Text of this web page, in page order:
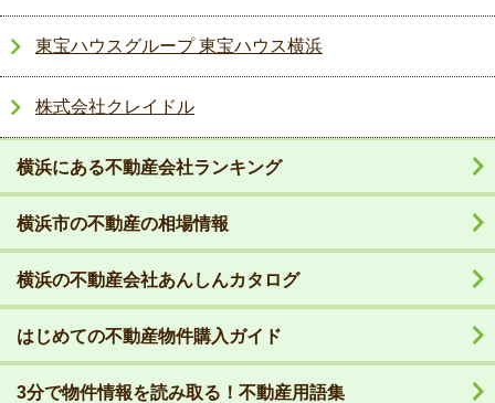
東宝ハウスグループ 東宝ハウス横浜
株式会社クレイドル
横浜にある不動産会社ランキング
横浜市の不動産の相場情報
横浜の不動産会社あんしんカタログ
はじめての不動産物件購入ガイド
3分で物件情報を読み取る！不動産用語集